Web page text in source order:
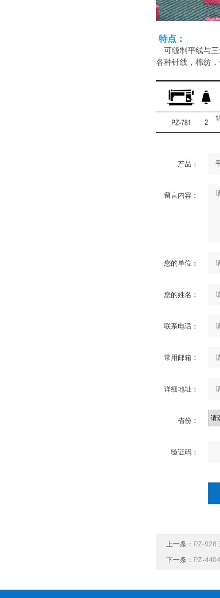
特点：
可缝制平线与三
各种针线，棉纺
产品：
留言内容：
您的单位：
您的姓名：
联系电话：
常用邮箱：
详细地址：
省份：
验证码：
上一条： PZ-928
下一条： PZ-